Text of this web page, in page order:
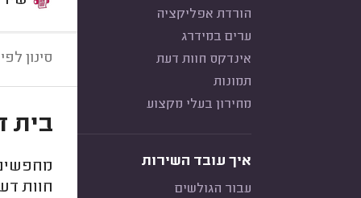
הורדת אפליקציה
ערים במידרג
אינדקס חוות דעת
תמונות
מחירון בעלי מקצוע
איך עובד השירות
עבור הגולשים
סינון
בית
חוות